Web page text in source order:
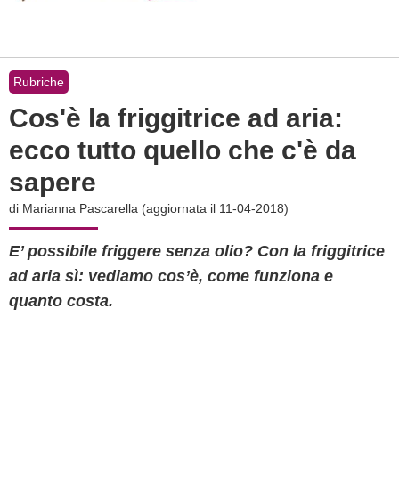
Rubriche
Cos'è la friggitrice ad aria:
ecco tutto quello che c'è da
sapere
di Marianna Pascarella (aggiornata il 11-04-2018)
E’ possibile friggere senza olio? Con la friggitrice
ad aria sì: vediamo cos’è, come funziona e
quanto costa.